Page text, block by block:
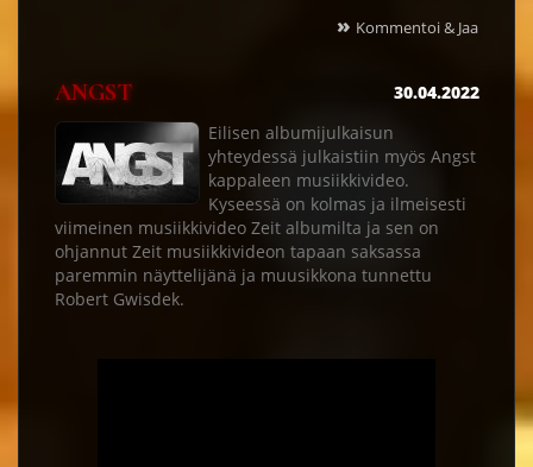
» Kommentoi & Jaa
ANGST
30.04.2022
Eilisen albumijulkaisun
yhteydessä julkaistiin myös Angst
kappaleen musiikkivideo.
Kyseessä on kolmas ja ilmeisesti
viimeinen musiikkivideo Zeit albumilta ja sen on
ohjannut Zeit musiikkivideon tapaan saksassa
paremmin näyttelijänä ja muusikkona tunnettu
Robert Gwisdek.